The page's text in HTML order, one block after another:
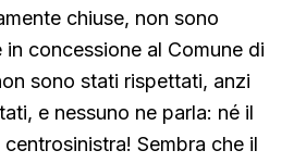
chiuse, non sono
concessione al Comune di
sono stati rispettati, anzi
e nessuno ne parla: né il
Sembra che il